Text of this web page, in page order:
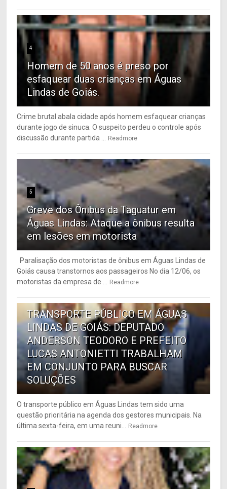
4
Homem de 50 anos é preso por
esfaquear duas crianças em Águas
Lindas de Goiás.
Crime brutal abala cidade após homem esfaquear crianças
durante jogo de sinuca. O suspeito perdeu o controle após
discussão durante partida ... Readmore
5
Greve dos Ônibus da Taguatur em
Águas Lindas: Ataque a ônibus resulta
em lesões em motorista
Paralisação dos motoristas de ônibus em Águas Lindas de
Goiás causa transtornos aos passageiros No dia 12/06, os
motoristas da empresa de ... Readmore
6
TRANSPORTE PÚBLICO EM ÁGUAS
LINDAS DE GOIÁS: DEPUTADO
ANDERSON TEODORO E PREFEITO
LUCAS ANTONIETTI TRABALHAM
EM CONJUNTO PARA BUSCAR
SOLUÇÕES
O transporte público em Águas Lindas tem sido uma
questão prioritária na agenda dos gestores municipais. Na
última sexta-feira, em uma reuni... Readmore